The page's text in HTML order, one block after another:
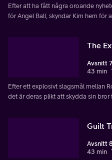
Efter att ha fått några oroande
för Angel Ball, skyndar Kim hem för
The
Avsnitt 7
43 min
Efter ett explosivt slagsmål mellan
det är deras plikt att skydda sin
Guilt
Avsnitt
43 min